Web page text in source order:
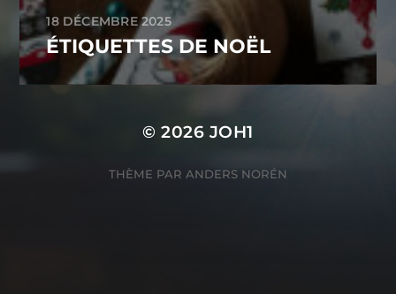
18 DÉCEMBRE 2025
ÉTIQUETTES DE NOËL
© 2026 JOH1
THÈME PAR ANDERS NORÉN